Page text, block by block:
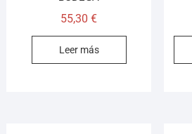
55,30€
Leer más